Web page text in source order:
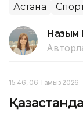
Астана
Назым
15:46, 06 Тамыз 2026